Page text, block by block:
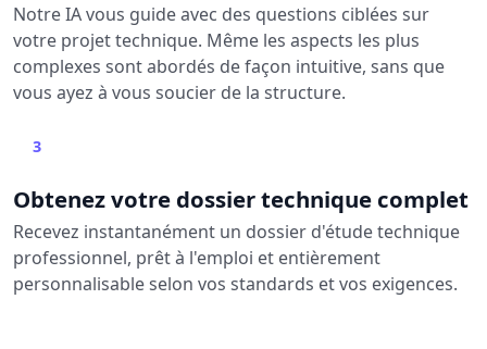
Notre IA vous guide avec des questions ciblées sur
votre projet technique. Même les aspects les plus
complexes sont abordés de façon intuitive, sans que
vous ayez à vous soucier de la structure.
3
Obtenez votre dossier technique complet
Recevez instantanément un dossier d'étude technique
professionnel, prêt à l'emploi et entièrement
personnalisable selon vos standards et vos exigences.